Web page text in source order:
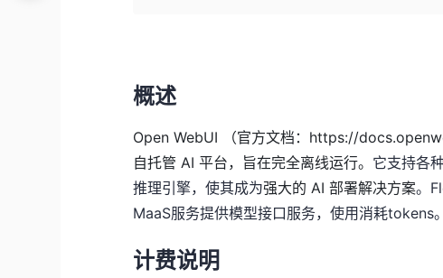
概述
Open WebUI （官方文档：https://
自托管 AI 平台，旨在完全离线运行。 它支持各
推理引擎，使其成为强大的 AI 部署解决方案。
MaaS服务提供模型接口服务，使用消耗tokens。
计费说明